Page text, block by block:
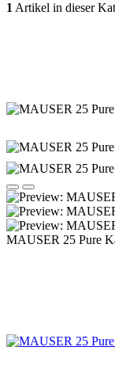
1 Artikel in dieser
MAUSER 25 Pure